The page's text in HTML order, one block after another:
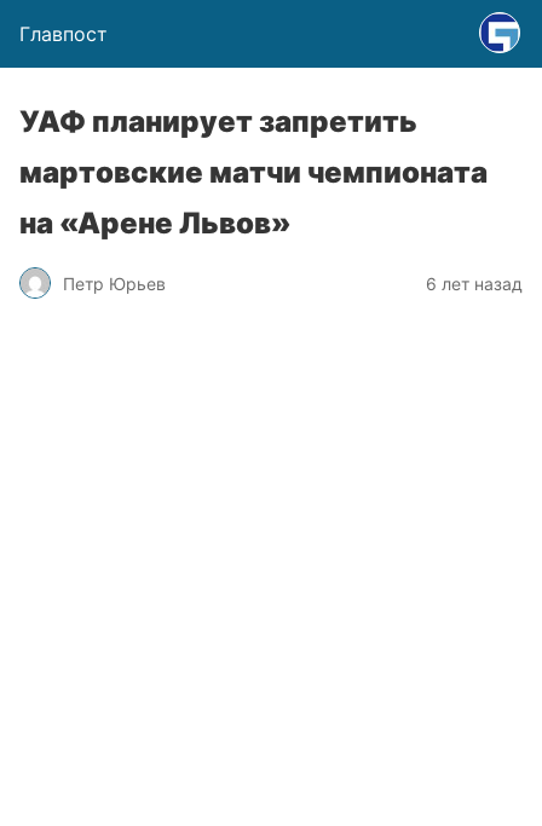
Главпост
УАФ планирует запретить
мартовские матчи чемпионата
на «Арене Львов»
Петр Юрьев 6 лет назад